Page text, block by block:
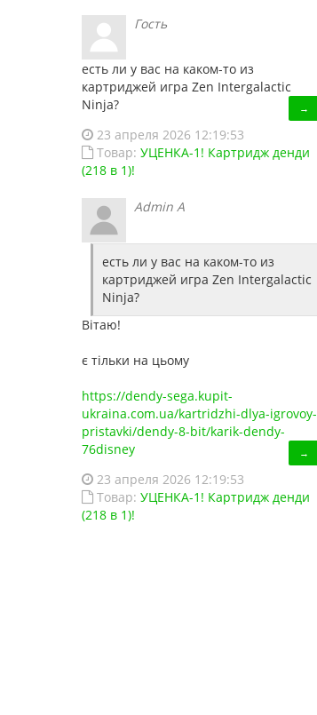
Гость
есть ли у вас на каком-то из
картриджей игра Zen Intergalactic
Ninja?
→
23 апреля 2026 12:19:53
Товар: УЦЕНКА-1! Картридж денди
(218 в 1)!
Admin A
есть ли у вас на каком-то из
картриджей игра Zen Intergalactic
Ninja?
Вітаю!
є тільки на цьому
https://dendy-sega.kupit-
ukraina.com.ua/kartridzhi-dlya-igrovoy-
pristavki/dendy-8-bit/karik-dendy-
76disney
→
23 апреля 2026 12:19:53
Товар: УЦЕНКА-1! Картридж денди
(218 в 1)!